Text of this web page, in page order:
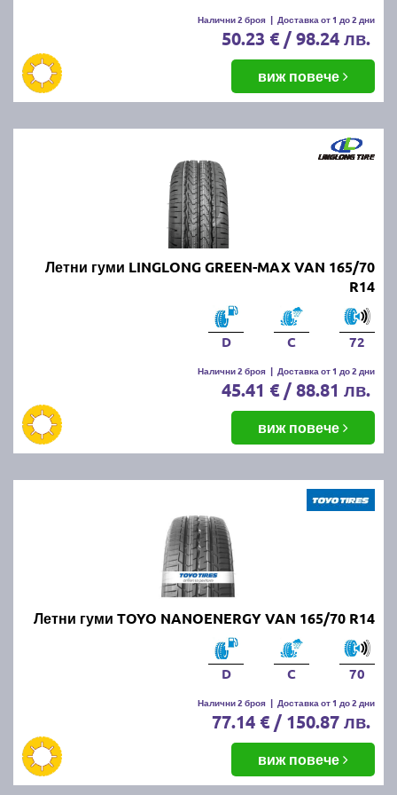
Налични 2 броя | Доставка от 1 до 2 дни
50.23 € / 98.24 лв.
виж повече
Летни гуми LINGLONG GREEN-MAX VAN 165/70
R14
D C 72
Налични 2 броя | Доставка от 1 до 2 дни
45.41 € / 88.81 лв.
виж повече
Летни гуми TOYO NANOENERGY VAN 165/70 R14
D C 70
Налични 2 броя | Доставка от 1 до 2 дни
77.14 € / 150.87 лв.
виж повече